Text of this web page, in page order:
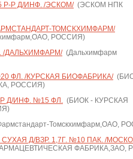
Р-Р Д/ИНФ. /ЭСКОМ/(ЭСКОМ НПК
ТОМСКХИМФАРМ/
РОССИЯ)
/ДАЛЬХИМФАРМ/(Дальхимфарм
ФЛ. /КУРСКАЯ БИОФАБРИКА/
РОССИЯ)
Д/ИНФ. №15 ФЛ. (БИОК - КУРСКАЯ
Томскхимфарм,ОАО,
Д/ВЗР. 1,7Г. №10 ПАК. /
ФАБРИКА,ЗАО,